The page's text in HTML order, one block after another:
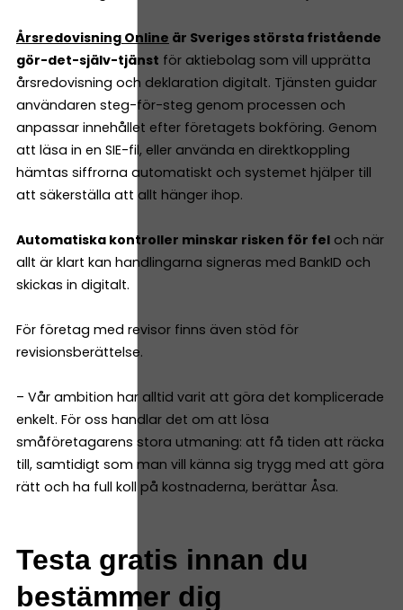
Årsredovisning Online är Sveriges största fristående
gör-det-själv-tjänst för aktiebolag som vill upprätta
årsredovisning och deklaration digitalt. Tjänsten guidar
användaren steg-för-steg genom processen och
anpassar innehållet efter företagets bokföring. Genom
att läsa in en SIE-fil, eller använda en direktkoppling
hämtas siffrorna automatiskt och systemet hjälper till
att säkerställa att allt hänger ihop.
Automatiska kontroller minskar risken för fel och när
allt är klart kan handlingarna signeras med BankID och
skickas in digitalt.
För företag med revisor finns även stöd för
revisionsberättelse.
– Vår ambition har alltid varit att göra det komplicerade
enkelt. För oss handlar det om att lösa
småföretagarens stora utmaning: att få tiden att räcka
till, samtidigt som man vill känna sig trygg med att göra
rätt och ha full koll på kostnaderna, berättar Åsa.
Testa gratis innan du
bestämmer dig